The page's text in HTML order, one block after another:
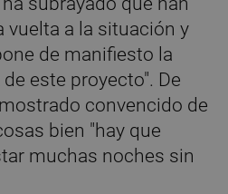
vuelta a la situación y
de manifiesto la
este proyecto". De
convencido de
bien "hay que
muchas noches sin